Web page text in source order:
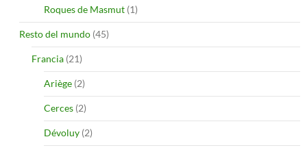
Roques de Masmut (1)
Resto del mundo (45)
Francia (21)
Ariège (2)
Cerces (2)
Dévoluy (2)